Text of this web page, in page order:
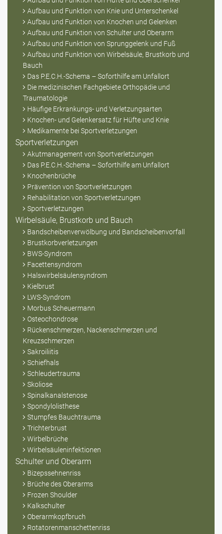
Aufbau und Funktion von Knie und Unterschenkel
Aufbau und Funktion von Knochen und Gelenken
Aufbau und Funktion von Schulter und Oberarm
Aufbau und Funktion von Sprunggelenk und Fuß
Aufbau und Funktion von Wirbelsäule, Brustkorb und
Bauch
Das P.E.C.H.-Schema – Soforthilfe am Unfallort
Die medizinischen Fachgebiete Orthopädie und
Traumatologie
Häufige Erkrankungs- und Verletzungsarten
Knochen- und Gelenkersatz für Hüfte und Knie
Medikamente bei Sportverletzungen
Sportverletzungen
Akutmanagement von Sportverletzungen
Das P.E.C.H.-Schema – Soforthilfe am Unfallort
Knochenbrüche
Prävention von Sportverletzungen
Rehabilitation von Sportverletzungen
Sportverletzungen
Wirbelsäule, Brustkorb und Bauch
Bandscheibenverwölbung und Bandscheibenvorfall
Brustkorbverletzungen
BWS-Syndrom
Facettensyndrom
Halswirbelsäulensyndrom
Kielbrust
LWS-Syndrom
Morbus Scheuermann
Osteochondrose
Rückenschmerzen, Nackenschmerzen und
Kreuzschmerzen
Sakroiliitis
Schiefhals
Schleudertrauma
Skoliose
Spinalkanalstenose
Spondylolisthese
Stumpfes Bauchtrauma
Trichterbrust
Wirbelbrüche
Wirbelsäuleninfektionen
Schulter und Oberarm
Bizepssehnenriss
Brüche des Oberarms
Frozen Shoulder
Kalkschulter
Oberarmkopfbruch
Rotatorenmanschettenriss